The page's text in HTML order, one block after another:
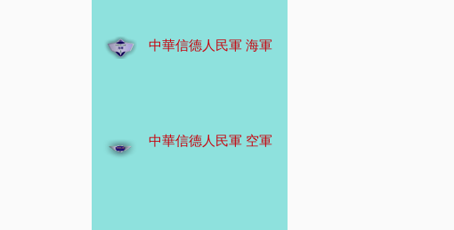
中華信德人民軍 海軍
中華信德人民軍 空軍